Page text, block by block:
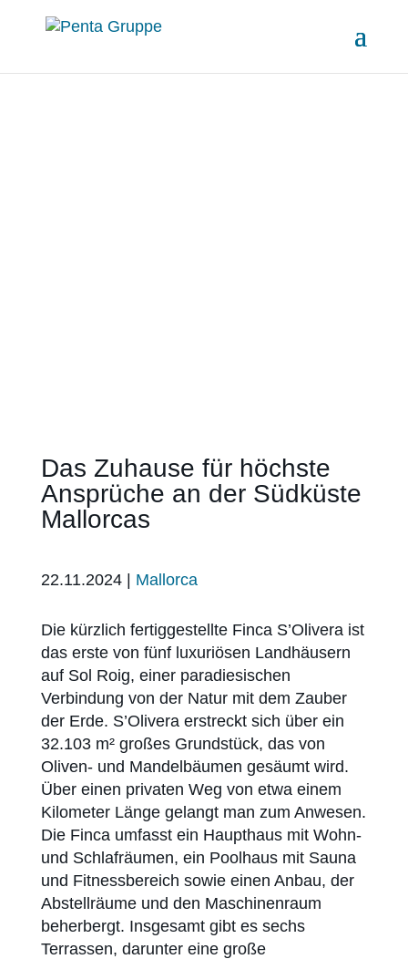
Das Zuhause für höchste
Ansprüche an der Südküste
Mallorcas
22.11.2024| Mallorca
Die kürzlich fertiggestellte Finca S’Olivera ist
das erste von fünf luxuriösen Landhäusern
auf Sol Roig, einer paradiesischen
Verbindung von der Natur mit dem Zauber
der Erde. S’Olivera erstreckt sich über ein
32.103 m² großes Grundstück, das von
Oliven- und Mandelbäumen gesäumt wird.
Über einen privaten Weg von etwa einem
Kilometer Länge gelangt man zum Anwesen.
Die Finca umfasst ein Haupthaus mit Wohn-
und Schlafräumen, ein Poolhaus mit Sauna
und Fitnessbereich sowie einen Anbau, der
Abstellräume und den Maschinenraum
beherbergt. Insgesamt gibt es sechs
Terrassen, darunter eine große